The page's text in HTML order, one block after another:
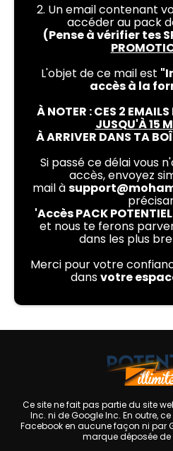
2. Un email contenant
accéder au pack
(Pense à vérifier tes
L'objet de ce mail est
accès à la
À NOTER : CES 2
JUSQU'À 15
À ARRIVER DANS TA
Si passé ce délai vous
accès, envoyez
mail à
'Accès PACK
et nous te ferons
dans les plus
Merci pour votre
dansvotre
Ce site ne fait pas partie du site
Inc. ni de Google Inc. En outre,
Facebook en aucune façon ni par
marque déposée de